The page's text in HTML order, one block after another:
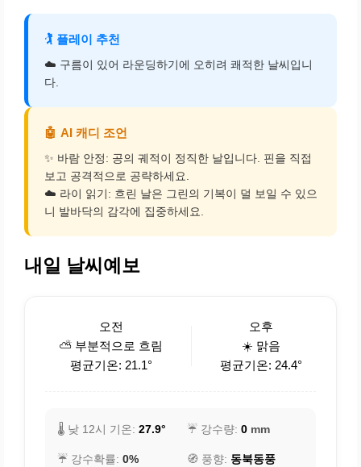
🏌️ 플레이 추천
☁️ 구름이 있어 라운딩하기에 오히려 쾌적한 날씨입니
다.
🤖 AI 캐디 조언
✨ 바람 안정: 공의 궤적이 정직한 날입니다. 핀을 직접
보고 공격적으로 공략하세요.
☁️ 라이 읽기: 흐린 날은 그린의 기복이 덜 보일 수 있으
니 발바닥의 감각에 집중하세요.
내일 날씨예보
오전
⛅ 부분적으로 흐림
평균기온: 21.1°
오후
☀️ 맑음
평균기온: 24.4°
🌡️ 낮 12시 기온: 27.9° ☔ 강수량: 0 mm
☔ 강수확률: 0% 🧭 풍향: 동북동풍